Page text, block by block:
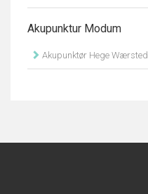
Akupunktur Modum
Akupunktør Hege Wærsted